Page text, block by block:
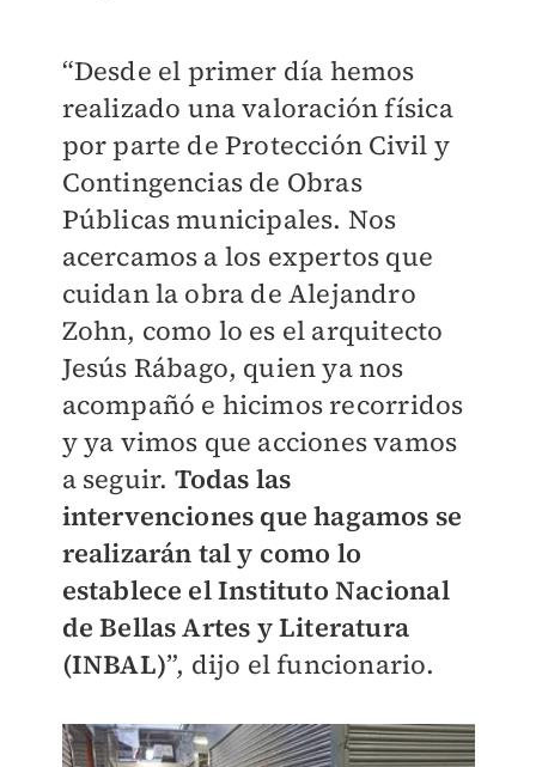
“Desde el primer día hemos
realizado una valoración física
por parte de Protección Civil y
Contingencias de Obras
Públicas municipales. Nos
acercamos a los expertos que
cuidan la obra de Alejandro
Zohn, como lo es el arquitecto
Jesús Rábago, quien ya nos
acompañó e hicimos recorridos
y ya vimos que acciones vamos
a seguir. Todas las
intervenciones que hagamos se
realizarán tal y como lo
establece el Instituto Nacional
de Bellas Artes y Literatura
(INBAL)”, dijo el funcionario.